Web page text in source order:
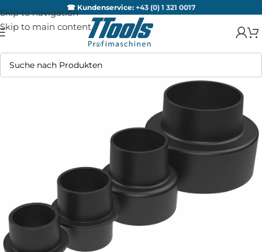
Skip to navigation
Skip to main content
☎ Kundenservice: +43 (0) 1 321 0017